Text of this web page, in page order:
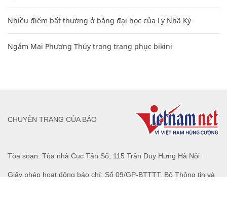
Nhiều điểm bất thường ở bằng đại học của Lý Nhã Kỳ
Ngắm Mai Phương Thúy trong trang phục bikini
Tòa soạn: Tòa nhà Cục Tần Số, 115 Trần Duy Hưng Hà Nội
Giấy phép hoạt động báo chí: Số 09/GP-BTTTT, Bộ Thông tin và
CHUYÊN TRANG CỦA BÁO